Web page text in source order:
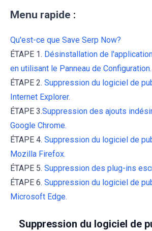
Menu rapide :
Qu'est-ce que Save Serp Now?
ÉTAPE 1. Désinstallation de
en utilisant le Panneau de Configuration.
ÉTAPE 2. Suppression du logiciel de
Internet Explorer.
ÉTAPE 3.Suppression des ajouts
Google Chrome.
ÉTAPE 4. Suppression du logiciel de
Mozilla Firefox.
ÉTAPE 5. Suppression des plug-ins
ÉTAPE 6. Suppression du logiciel de
Microsoft Edge.
Suppression du logiciel de